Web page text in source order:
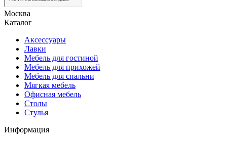
Москва
Каталог
Аксессуары
Лавки
Мебель для гостиной
Мебель для прихожей
Мебель для спальни
Мягкая мебель
Офисная мебель
Столы
Стулья
Информация